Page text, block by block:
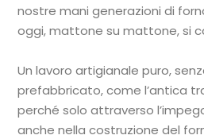
nostre mani generazioni di
oggi, mattone su mattone, si
Un lavoro artigianale puro,
prefabbricato, come l’antica
perché solo attraverso
anche nella costruzione del